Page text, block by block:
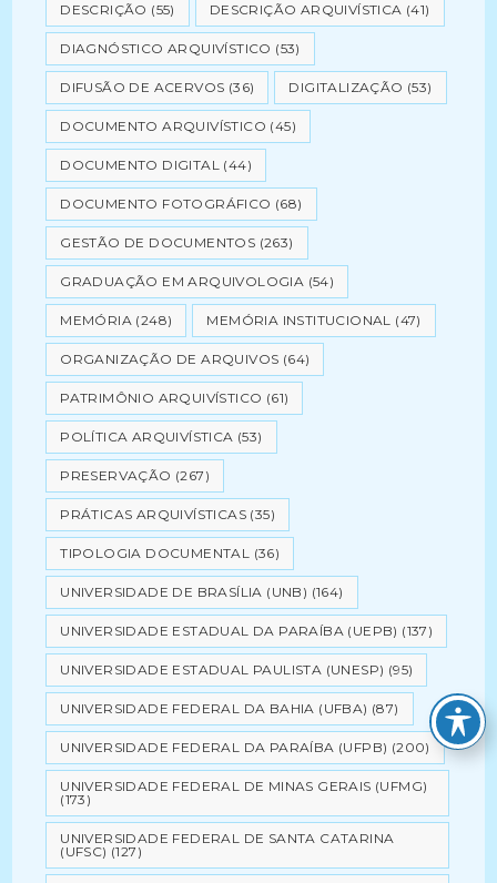
DESCRIÇÃO (55) DESCRIÇÃO ARQUIVÍSTICA (41)
DIAGNÓSTICO ARQUIVÍSTICO (53)
DIFUSÃO DE ACERVOS (36) DIGITALIZAÇÃO (53)
DOCUMENTO ARQUIVÍSTICO (45)
DOCUMENTO DIGITAL (44)
DOCUMENTO FOTOGRÁFICO (68)
GESTÃO DE DOCUMENTOS (263)
GRADUAÇÃO EM ARQUIVOLOGIA (54)
MEMÓRIA (248) MEMÓRIA INSTITUCIONAL (47)
ORGANIZAÇÃO DE ARQUIVOS (64)
PATRIMÔNIO ARQUIVÍSTICO (61)
POLÍTICA ARQUIVÍSTICA (53)
PRESERVAÇÃO (267)
PRÁTICAS ARQUIVÍSTICAS (35)
TIPOLOGIA DOCUMENTAL (36)
UNIVERSIDADE DE BRASÍLIA (UNB) (164)
UNIVERSIDADE ESTADUAL DA PARAÍBA (UEPB) (137)
UNIVERSIDADE ESTADUAL PAULISTA (UNESP) (95)
UNIVERSIDADE FEDERAL DA BAHIA (UFBA) (87)
UNIVERSIDADE FEDERAL DA PARAÍBA (UFPB) (200)
UNIVERSIDADE FEDERAL DE MINAS GERAIS (UFMG)
(173)
UNIVERSIDADE FEDERAL DE SANTA CATARINA
(UFSC) (127)